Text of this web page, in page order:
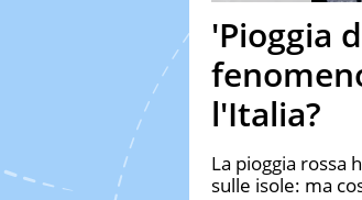
'Pioggia
l'Italia?
La pioggia rossa
sulle isole: ma